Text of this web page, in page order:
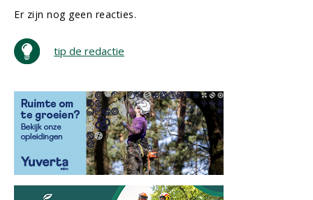
Er zijn nog geen reacties.
tip de redactie